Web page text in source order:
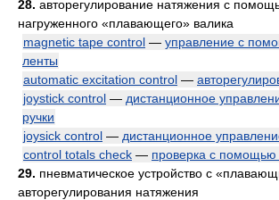
28. авторегулирование натяжения с
нагруженного «плавающего» валика
magnetic tape control — управление с
ленты
automatic excitation control —
joystick control — дистанционное
ручки
joysick control — дистанционное
control totals check — проверка с помощью
29. пневматическое устройство с
авторегулирования натяжения